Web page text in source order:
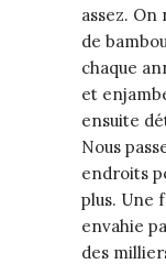
assez.
de
chaque
et
ensuite
Nous
endroits
plus. Une
envahie
des